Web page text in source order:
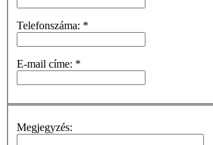
Telefonszáma: *
E-mail címe: *
Megjegyzés: